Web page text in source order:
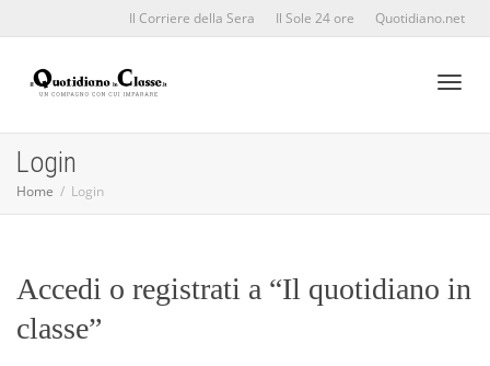
Il Corriere della Sera Il Sole 24 ore Quotidiano.net
Login
Home Login
Accedi o registrati a “Il quotidiano in
classe”